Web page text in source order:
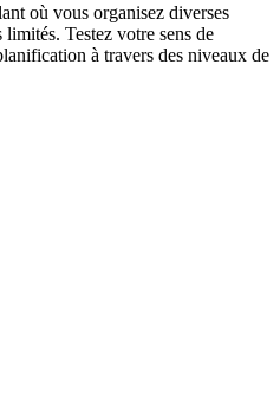
où vous organisez diverses
limités. Testez votre sens de
à travers des niveaux de